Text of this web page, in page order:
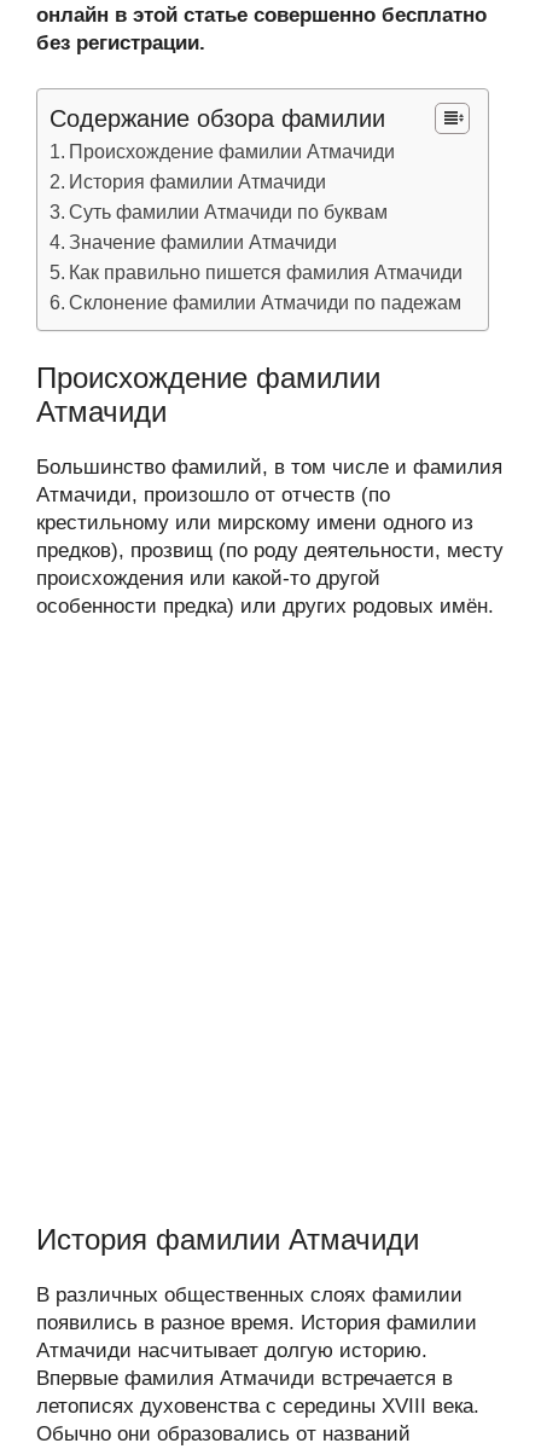
онлайн в этой статье совершенно бесплатно
без регистрации.
Содержание обзора фамилии
Происхождение фамилии Атмачиди
История фамилии Атмачиди
Суть фамилии Атмачиди по буквам
Значение фамилии Атмачиди
Как правильно пишется фамилия Атмачиди
Склонение фамилии Атмачиди по падежам
Происхождение фамилии
Атмачиди
Большинство фамилий, в том числе и фамилия
Атмачиди, произошло от отчеств (по
крестильному или мирскому имени одного из
предков), прозвищ (по роду деятельности, месту
происхождения или какой-то другой
особенности предка) или других родовых имён.
История фамилии Атмачиди
В различных общественных слоях фамилии
появились в разное время. История фамилии
Атмачиди насчитывает долгую историю.
Впервые фамилия Атмачиди встречается в
летописях духовенства с середины XVIII века.
Обычно они образовались от названий